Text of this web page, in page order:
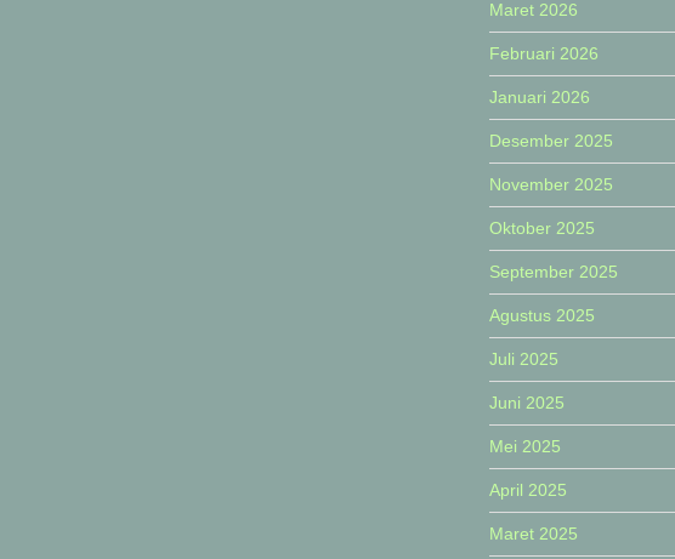
Maret 2026
Februari 2026
Januari 2026
Desember 2025
November 2025
Oktober 2025
September 2025
Agustus 2025
Juli 2025
Juni 2025
Mei 2025
April 2025
Maret 2025